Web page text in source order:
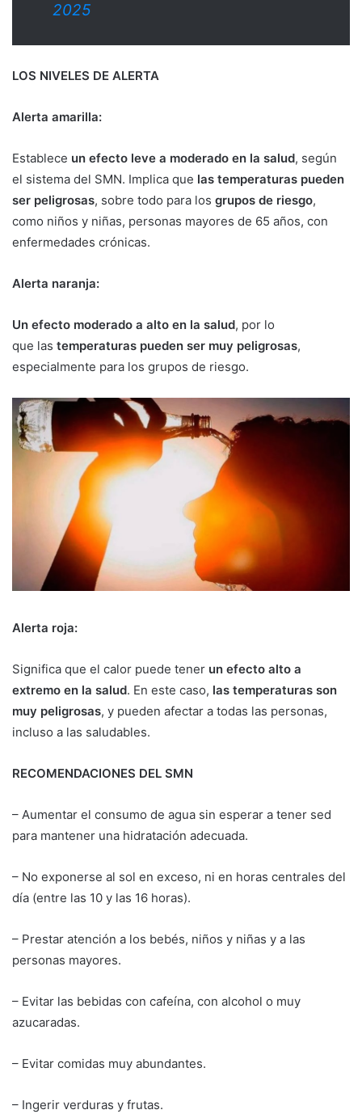
2025
LOS NIVELES DE ALERTA
Alerta amarilla:
Establece un efecto leve a moderado en la salud, según
el sistema del SMN. Implica que las temperaturas pueden
ser peligrosas, sobre todo para los grupos de riesgo,
como niños y niñas, personas mayores de 65 años, con
enfermedades crónicas.
Alerta naranja:
Un efecto moderado a alto en la salud, por lo
que las temperaturas pueden ser muy peligrosas,
especialmente para los grupos de riesgo.
Alerta roja:
Significa que el calor puede tener un efecto alto a
extremo en la salud. En este caso, las temperaturas son
muy peligrosas, y pueden afectar a todas las personas,
incluso a las saludables.
RECOMENDACIONES DEL SMN
– Aumentar el consumo de agua sin esperar a tener sed
para mantener una hidratación adecuada.
– No exponerse al sol en exceso, ni en horas centrales del
día (entre las 10 y las 16 horas).
– Prestar atención a los bebés, niños y niñas y a las
personas mayores.
– Evitar las bebidas con cafeína, con alcohol o muy
azucaradas.
– Evitar comidas muy abundantes.
– Ingerir verduras y frutas.